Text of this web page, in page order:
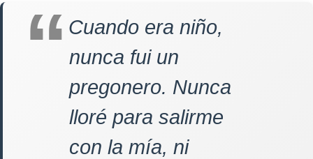
Cuando era niño,
nunca fui un
pregonero. Nunca
lloré para salirme
con la mía, ni